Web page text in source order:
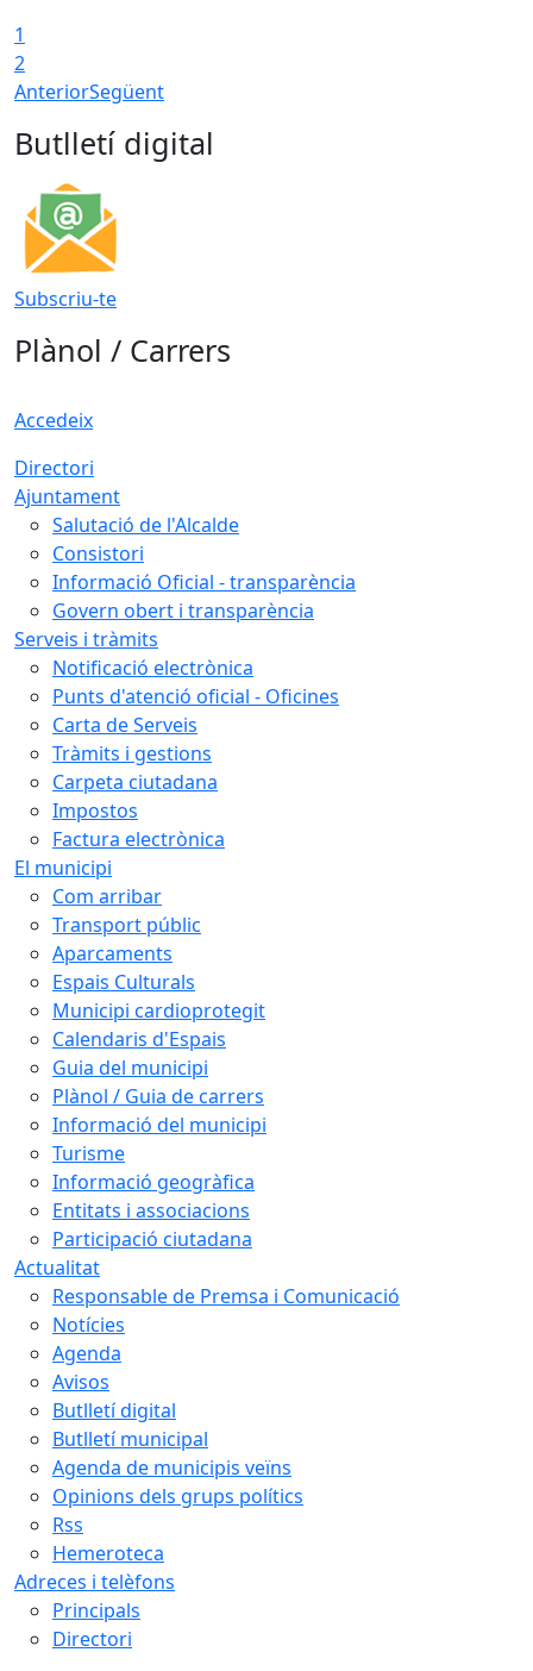
1
2
AnteriorSegüent
Butlletí digital
Subscriu-te
Plànol / Carrers
Accedeix
Directori
Ajuntament
Salutació de l'Alcalde
Consistori
Informació Oficial - transparència
Govern obert i transparència
Serveis i tràmits
Notificació electrònica
Punts d'atenció oficial - Oficines
Carta de Serveis
Tràmits i gestions
Carpeta ciutadana
Impostos
Factura electrònica
El municipi
Com arribar
Transport públic
Aparcaments
Espais Culturals
Municipi cardioprotegit
Calendaris d'Espais
Guia del municipi
Plànol / Guia de carrers
Informació del municipi
Turisme
Informació geogràfica
Entitats i associacions
Participació ciutadana
Actualitat
Responsable de Premsa i Comunicació
Notícies
Agenda
Avisos
Butlletí digital
Butlletí municipal
Agenda de municipis veïns
Opinions dels grups polítics
Rss
Hemeroteca
Adreces i telèfons
Principals
Directori